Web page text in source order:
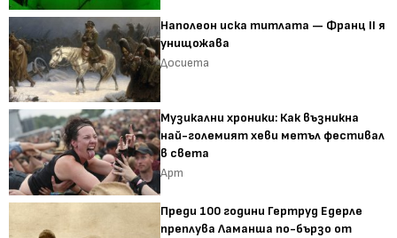
Наполеон иска титлата — Франц II я
унищожава
Досиета
Музикални хроники: Как възникна
най-големият хеви метъл фестивал
в света
Арт
Преди 100 години Гертруд Едерле
преплува Ламанша по-бързо от